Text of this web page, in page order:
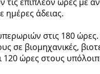
ημέρες άδειας.
στις 180
σε βιομηχανικές,
120 ώρες στους